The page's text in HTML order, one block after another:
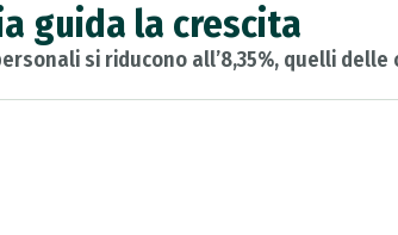
guida la crescita
si riducono all’8,35%, quelli